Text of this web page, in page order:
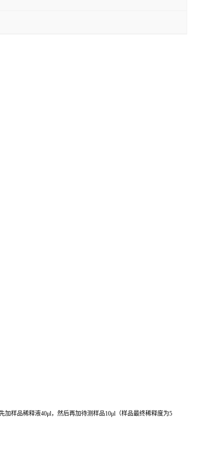
加样品稀释液40μl，然后再加待测样品10μl （样品最终稀释度为5